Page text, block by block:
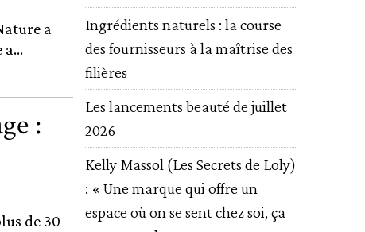
a
a...
:
de 30
Ingrédients naturels : la course
des fournisseurs à la maîtrise des
filières
Les lancements beauté de juillet
2026
Kelly Massol (Les Secrets de Loly)
: « Une marque qui offre un
espace où on se sent chez soi, ça